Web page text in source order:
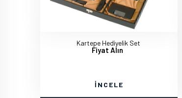
Kartepe Hediyelik Set
Fiyat Alın
İNCELE